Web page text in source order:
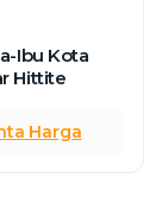
Ibu Kota
Hittite
Harga